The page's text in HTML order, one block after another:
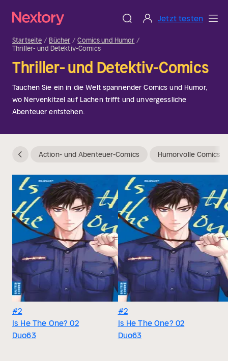
Jetzt testen
Startseite Bücher
Comics und Humor
Thriller- und Detektiv-Comics
Thriller- und Detektiv-Comics
Tauchen Sie ein in die Welt spannender Comics und Humor,
wo Nervenkitzel auf Lachen trifft und unvergessliche
Abenteuer entstehen.
Action- und Abenteuer-Comics Humorvolle Comics
#2
Is He The One? 02
Duo63
#2
Is He The One? 02
Duo63